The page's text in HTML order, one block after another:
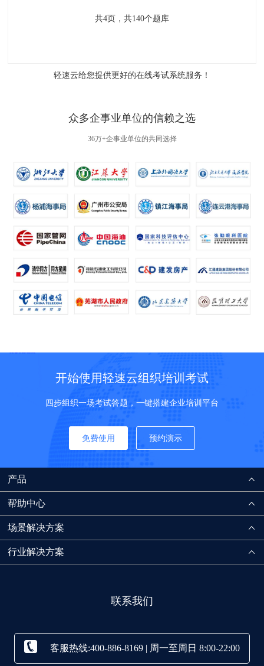
共4页，共140个题库
轻速云给您提供更好的在线考试系统服务！
众多企事业单位的信赖之选
36万+企事业单位的共同选择
开始使用轻速云组织培训考试
四步组织一场考试答题，一键搭建企业培训平台
免费使用 预约演示
产品
帮助中心
场景解决方案
行业解决方案
联系我们
客服热线:400-886-8169 | 周一至周日 8:00-22:00